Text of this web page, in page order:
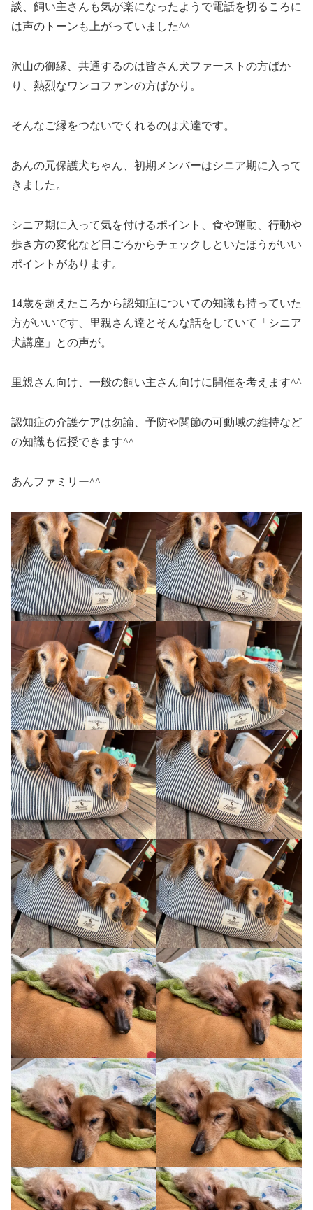
談、飼い主さんも気が楽になったようで電話を切るころに
は声のトーンも上がっていました^^
沢山の御縁、共通するのは皆さん犬ファーストの方ばか
り、熱烈なワンコファンの方ばかり。
そんなご縁をつないでくれるのは犬達です。
あんの元保護犬ちゃん、初期メンバーはシニア期に入って
きました。
シニア期に入って気を付けるポイント、食や運動、行動や
歩き方の変化など日ごろからチェックしといたほうがいい
ポイントがあります。
14歳を超えたころから認知症についての知識も持っていた
方がいいです、里親さん達とそんな話をしていて「シニア
犬講座」との声が。
里親さん向け、一般の飼い主さん向けに開催を考えます^^
認知症の介護ケアは勿論、予防や関節の可動域の維持など
の知識も伝授できます^^
あんファミリー^^